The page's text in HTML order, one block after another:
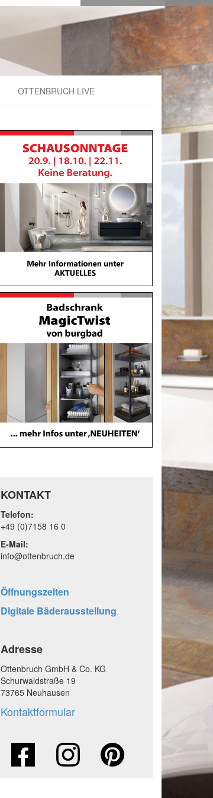
OTTENBRUCH LIVE
KONTAKT
Telefon:
+49 (0)7158 16 0
E-Mail:
info@ottenbruch.de
Öffnungszeiten
Digitale Bäderausstellung
Adresse
Ottenbruch GmbH & Co. KG
Schurwaldstraße 19
73765 Neuhausen
Kontaktformular